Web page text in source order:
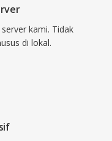
kami. Tidak
di lokal.